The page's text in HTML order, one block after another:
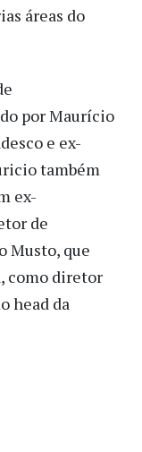
áreas do
por Maurício
e ex-
também
ex-
de
Musto, que
como diretor
head da